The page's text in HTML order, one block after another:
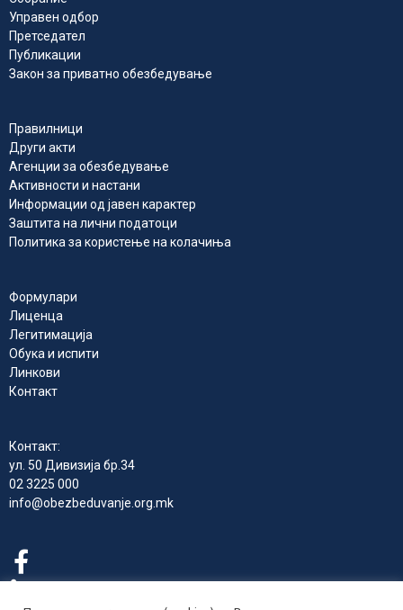
Управен одбор
Претседател
Публикации
Закон за приватно обезбедување
Правилници
Други акти
Агенции за обезбедување
Активности и настани
Информации од јавен карактер
Заштита на лични податоци
Политика за користење на колачиња
Формулари
Лиценца
Легитимација
Обука и испити
Линкови
Контакт
Контакт:
ул. 50 Дивизија бр.34
02 3225 000
info@obezbeduvanje.org.mk